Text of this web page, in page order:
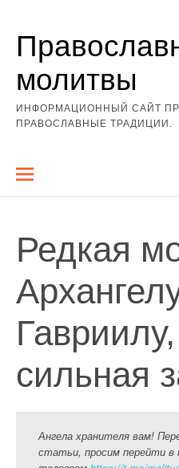
содержимому
молитвы
ИНФОРМАЦИОННЫЙ САЙТ
ПРАВОСЛАВНЫЕ ТРАДИЦИИ.
Редкая
сильная
Ангела хранителя вам!
статьи, просим перейти в